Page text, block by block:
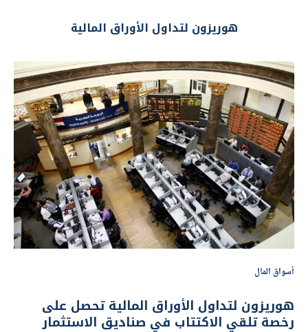
هوريزون لتداول الأوراق المالية
أسواق المال